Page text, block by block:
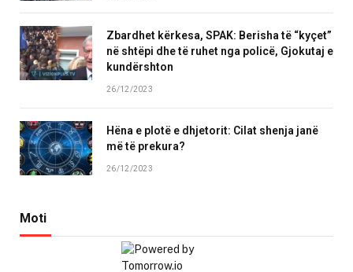
Zbardhet kërkesa, SPAK: Berisha të “kyçet”
në shtëpi dhe të ruhet nga policë, Gjokutaj e
kundërshton
26/12/2023
Hëna e plotë e dhjetorit: Cilat shenja janë
më të prekura?
26/12/2023
Moti